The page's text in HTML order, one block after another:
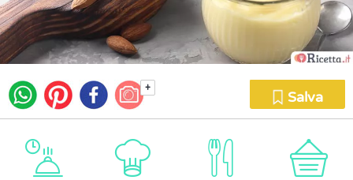
+
Salva